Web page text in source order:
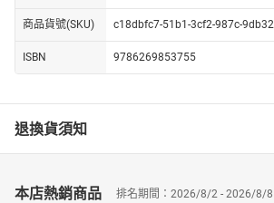
#新入坑阿米，考古做功課的最佳參考書
#資深鐵粉珍藏與防彈一起成長的花樣年華
♫從 No more dream 到 Dream come true
作為當代現象級音樂團體，「BTS 防彈少年
《No more dream》正式出道，開篇曲目即鏗
聲、為音樂而戰」的決心。憑藉爆發力十足的
壇。
商品貨號(SKU) c18dbfc7-51b1-3cf2-987c-
ISBN 9786269853755
退換貨須知
本店熱銷商品 排名期間：2026/8/2 - 2026/8/8